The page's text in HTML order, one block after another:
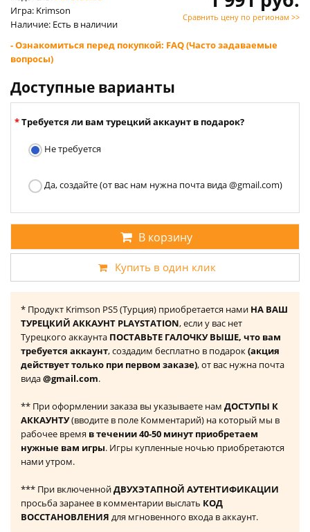
Игра: Krimson
Наличие: Есть в наличии
Сравнить цену по регионам >>
- Ознакомиться перед покупкой: FAQ (Часто задаваемые
вопросы)
Доступные варианты
Требуется ли вам турецкий аккаунт в подарок?
Не требуется
Да, создайте (от вас нам нужна почта вида @gmail.com)
В корзину
Купить в один клик
* Продукт Krimson PS5 (Турция) приобретается нами НА ВАШ
ТУРЕЦКИЙ АККАУНТ PLAYSTATION, если у вас нет
Турецкого аккаунта ПОСТАВЬТЕ ГАЛОЧКУ ВЫШЕ, что вам
требуется аккаунт, создадим бесплатно в подарок(акция
действует только при первом заказе), от вас нужна почта
вида@gmail.com.
** При оформлении заказа вы указываете нам ДОСТУПЫ К
АККАУНТУ(вводите в поле Комментарий) на который мы в
рабочее время в течении 40-50 минут приобретаем
нужные вам игры. Игры купленные ночью приобретаются
нами утром.
*** При включеннойДВУХЭТАПНОЙ АУТЕНТИФИКАЦИИ
просьба заранее в комментарии выслать КОД
ВОССТАНОВЛЕНИЯ для мгновенного входа в аккаунт.